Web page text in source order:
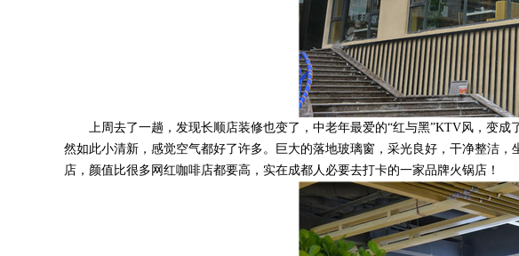
上周去了一趟，发现长顺店装修也变了，中老年最爱的“红与黑”KTV风，变成
然如此小清新，感觉空气都好了许多。巨大的落地玻璃窗，采光良好，干净整洁
店，颜值比很多网红咖啡店都要高 ， 实在成都人必要去打卡的一家品牌火锅店！